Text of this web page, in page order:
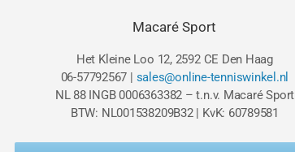
Macaré Sport
Het Kleine Loo 12, 2592 CE Den Haag
06-57792567 | sales@online-tenniswinkel.nl
NL 88 INGB 0006363382 – t.n.v. Macaré Sport
BTW: NL001538209B32 | KvK: 60789581